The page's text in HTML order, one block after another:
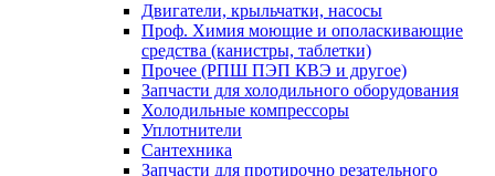
Двигатели, крыльчатки, насосы
Проф. Химия моющие и ополаскивающие
средства (канистры, таблетки)
Прочее (РПШ ПЭП КВЭ и другое)
Запчасти для холодильного оборудования
Холодильные компрессоры
Уплотнители
Сантехника
Запчасти для протирочно резательного